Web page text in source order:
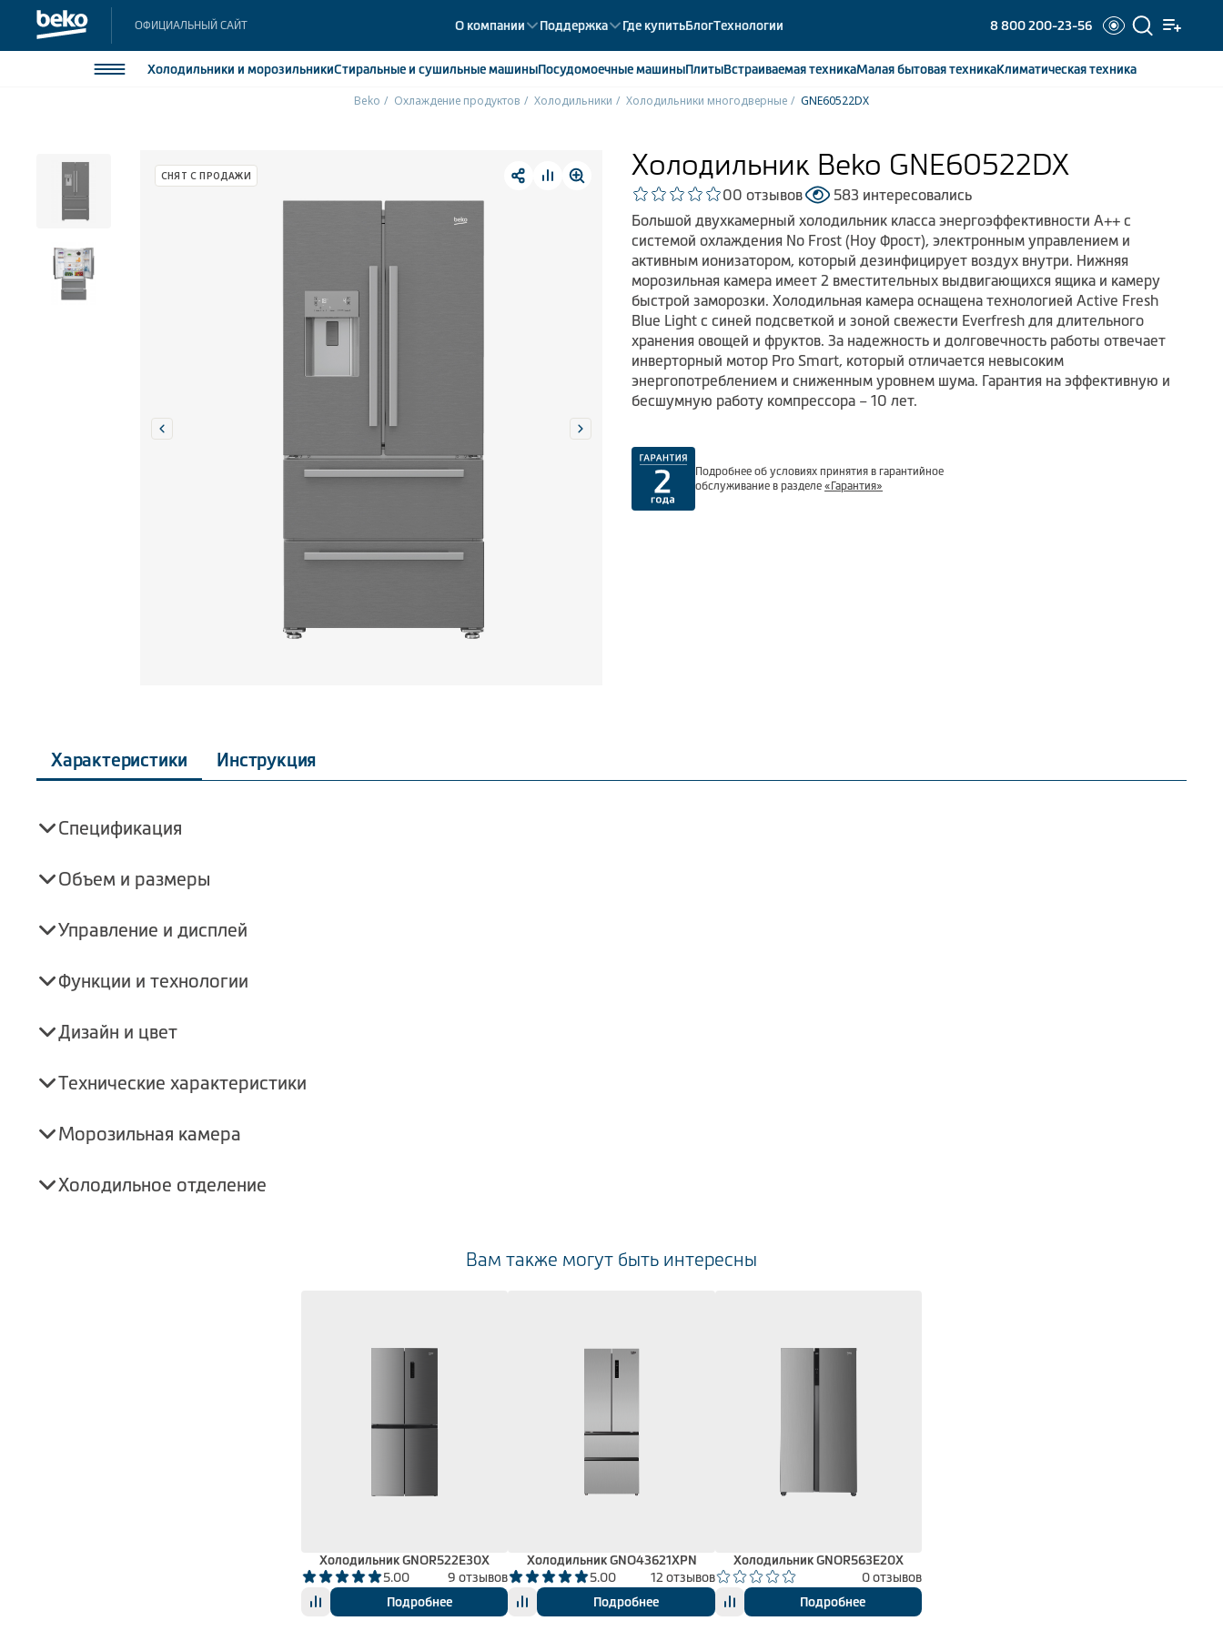
ОФИЦИАЛЬНЫЙ САЙТ О компании Поддержка Где купитьБлогТехнологии 8 800 200-23-56
Холодильники и морозильникиСтиральные и сушильные машиныПосудомоечныемашиныПлитыВстраиваемаятехникаМалая бытоваятехникаКлиматическаятехника
Стиральные и сушильные машины
Посудомоечные машины
Встраиваемая техника
Малая бытовая техника
Встраиваемые холодильники
Встраиваемые морозильные камеры
Beko Охлаждение продуктов Холодильники Холодильники многодверные GNE60522DX
СНЯТ С ПРОДАЖИ Холодильник Beko GNE60522DX
00 отзывов
583 интересовались
Большой двухкамерный холодильник класса энергоэффективности А++ с
системой охлаждения No Frost (Ноу Фрост), электронным управлением и
активным ионизатором, который дезинфицирует воздух внутри. Нижняя
морозильная камера имеет 2 вместительных выдвигающихся ящика и камеру
быстрой заморозки. Холодильная камера оснащена технологией Active Fresh
Blue Light с синей подсветкой и зоной свежести Everfresh для длительного
хранения овощей и фруктов. За надежность и долговечность работы отвечает
инверторный мотор Pro Smart, который отличается невысоким
энергопотреблением и сниженным уровнем шума. Гарантия на эффективную и
бесшумную работу компрессора – 10 лет.
Подробнее об условиях принятия в гарантийное
обслуживание в разделе «Гарантия»
Характеристики Инструкция
Спецификация
Объем и размеры
Управление и дисплей
Функции и технологии
Дизайн и цвет
Технические характеристики
Морозильная камера
Холодильное отделение
Вам также могут быть интересны
Холодильник GNOR522E30X
5.00
9 отзывов
Подробнее
Холодильник GNO43621XPN
5.00
12 отзывов
Подробнее
Холодильник GNOR563E20X
0 отзывов
Подробнее